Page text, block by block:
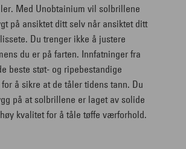
Med Unobtainium vil solbrillene
på ansiktet ditt selv når ansiktet ditt
Du trenger ikke å justere
du er på farten. Innfatninger fra
beste støt- og ripebestandige
å sikre at de tåler tidens tann. Du
på at solbrillene er laget av solide
kvalitet for å tåle tøffe værforhold.